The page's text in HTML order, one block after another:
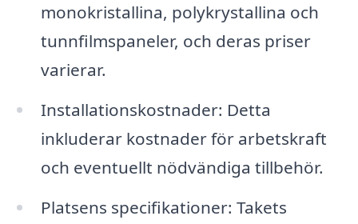
monokristallina, polykrystallina och
tunnfilmspaneler, och deras priser
varierar.
Installationskostnader: Detta
inkluderar kostnader för arbetskraft
och eventuellt nödvändiga tillbehör.
Platsens specifikationer: Takets